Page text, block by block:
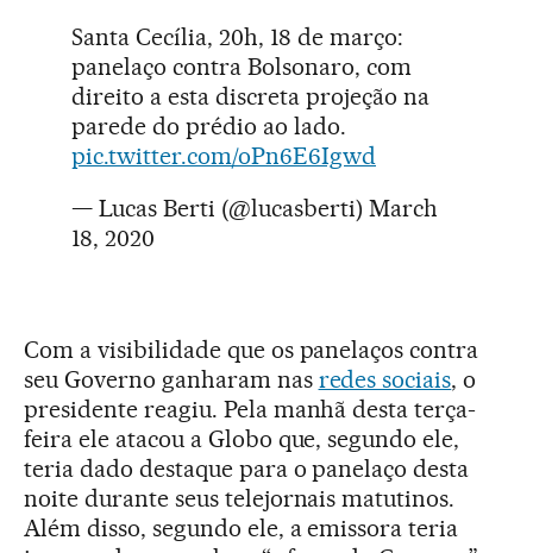
Santa Cecília, 20h, 18 de março:
panelaço contra Bolsonaro, com
direito a esta discreta projeção na
parede do prédio ao lado.
pic.twitter.com/oPn6E6Igwd
— Lucas Berti (@lucasberti) March
18, 2020
Com a visibilidade que os panelaços contra
seu Governo ganharam nas redes sociais, o
presidente reagiu. Pela manhã desta terça-
feira ele atacou a Globo que, segundo ele,
teria dado destaque para o panelaço desta
noite durante seus telejornais matutinos.
Além disso, segundo ele, a emissora teria